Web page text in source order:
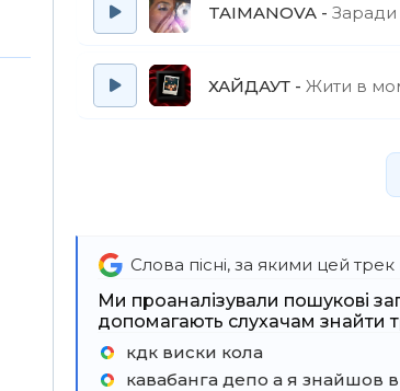
TAIMANOVA
ХАЙДАУТ Жити в
Слова пісні, за якими цей
Ми проаналізували пошукові
допомагають слухачам знайти
кдк виски кола
кавабанга депо а я знайшов в